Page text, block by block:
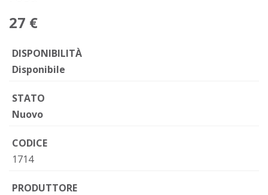
27 €
DISPONIBILITÀ
Disponibile
STATO
Nuovo
CODICE
1714
PRODUTTORE